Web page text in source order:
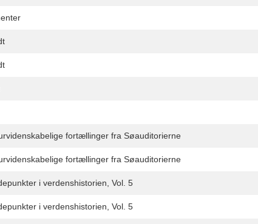
fortællinger fra Søauditorierne
fortællinger fra Søauditorierne
i verdenshistorien, Vol. 5
i verdenshistorien, Vol. 5